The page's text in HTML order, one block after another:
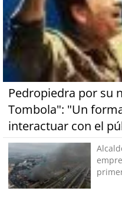
Pedropiedra por su
Tombola": "Un
interactuar con el
tener miedo a